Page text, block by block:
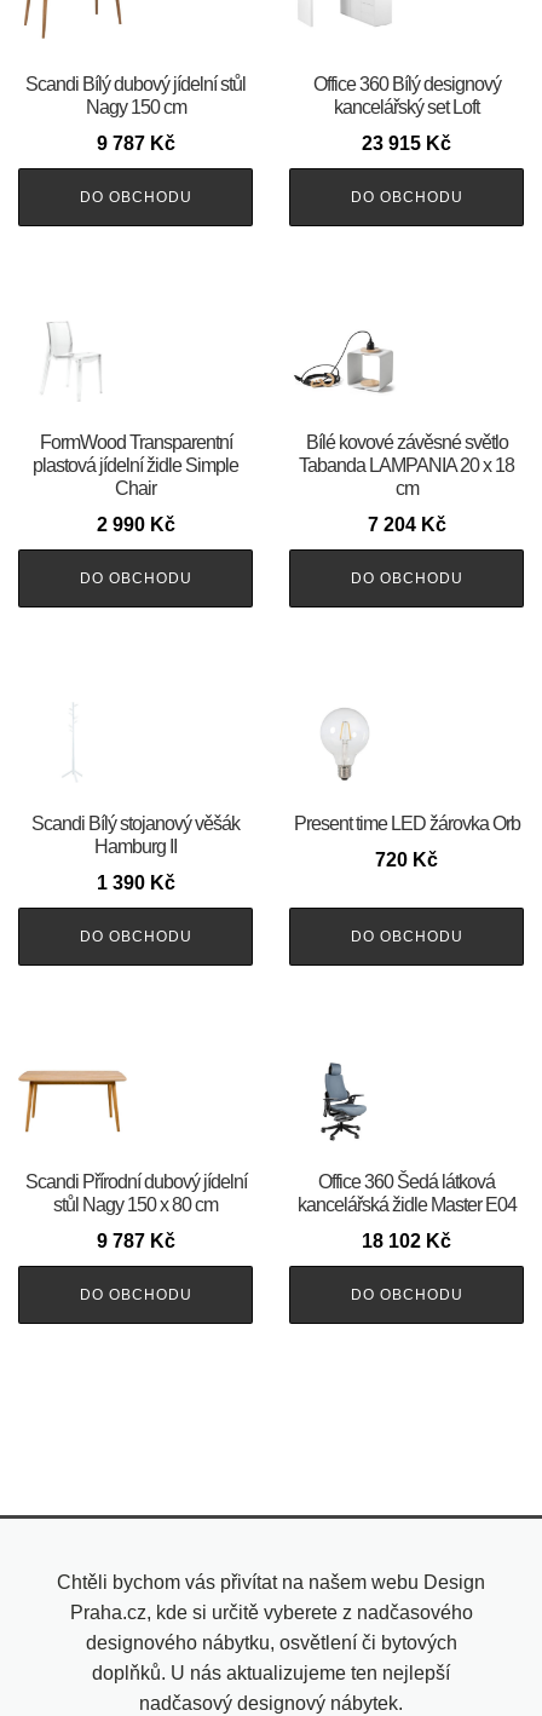
Scandi Bílý dubový jídelní stůl
Nagy 150 cm
9 787 Kč
DO OBCHODU
Office 360 Bílý designový
kancelářský set Loft
23 915 Kč
DO OBCHODU
FormWood Transparentní
plastová jídelní židle Simple
Chair
2 990 Kč
DO OBCHODU
Bílé kovové závěsné světlo
Tabanda LAMPANIA 20 x 18
cm
7 204 Kč
DO OBCHODU
Scandi Bílý stojanový věšák
Hamburg II
1 390 Kč
DO OBCHODU
Present time LED žárovka Orb
720 Kč
DO OBCHODU
Scandi Přírodní dubový jídelní
stůl Nagy 150 x 80 cm
9 787 Kč
DO OBCHODU
Office 360 Šedá látková
kancelářská židle Master E04
18 102 Kč
DO OBCHODU
Chtěli bychom vás přivítat na našem webu Design
Praha.cz, kde si určitě vyberete z nadčasového
designového nábytku, osvětlení či bytových
doplňků. U nás aktualizujeme ten nejlepší
nadčasový designový nábytek.